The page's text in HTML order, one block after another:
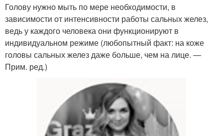
Голову нужно мыть по мере необходимости, в
зависимости от интенсивности работы сальных желез,
ведь у каждого человека они функционируют в
индивидуальном режиме (любопытный факт: на коже
головы сальных желез даже больше, чем на лице. —
Прим. ред.)